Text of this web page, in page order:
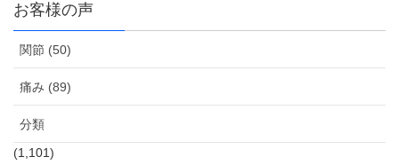
お客様の声
関節 (50)
痛み (89)
分類
(1,101)